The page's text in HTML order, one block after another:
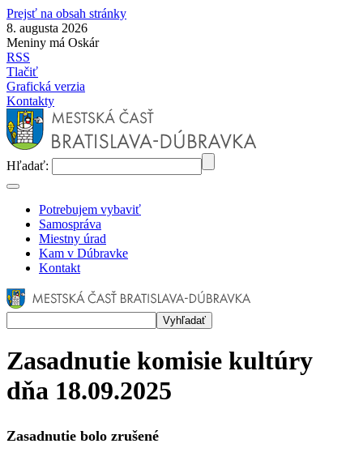
Prejsť na obsah stránky
8. augusta 2026
Meniny má Oskár
RSS
Tlačiť
Grafická verzia
Kontakty
Hľadať:
Potrebujem vybaviť
Samospráva
Miestny úrad
Kam v Dúbravke
Kontakt
Zasadnutie komisie kultúry
dňa 18.09.2025
Zasadnutie bolo zrušené